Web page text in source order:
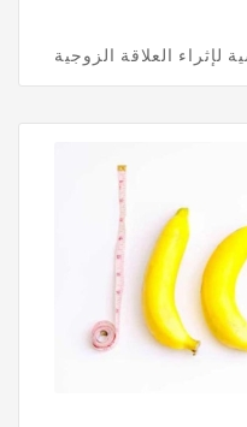
العلاقة الزوجية